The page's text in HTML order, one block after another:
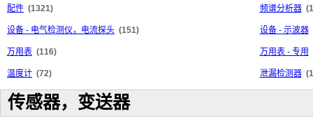
配件 (1321) 频谱分析器
设备 - 电气检测仪，电流探头 (151) 设备 - 示波器
万用表 (116) 万用表 - 专用
温度计 (72) 泄漏检测器
传感器，变送器